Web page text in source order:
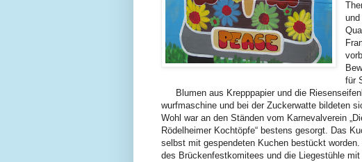
für
Blumen aus Krepppapier und die
wurfmaschine und bei der Zuckerwatte bildeten
Wohl war an den Ständen vom Karnevalverein
Rödelheimer Kochtöpfe“ bestens gesorgt. Das
selbst mit gespendeten Kuchen bestückt
des Brückenfestkomitees und die Liegestühle